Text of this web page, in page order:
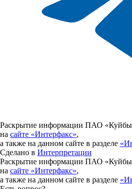
Раскрытие информации ПАО
на сайте «Интерфакс»,
а также на данном сайте в разделе
Сделано в Интерпретации
Раскрытие информации ПАО
на сайте «Интерфакс»,
а также на данном сайте в разделе